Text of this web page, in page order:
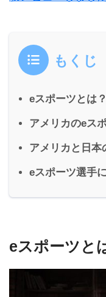
もくじ
eスポーツとは？
アメリカのeス
アメリカと日本
eスポーツ選手
eスポーツと